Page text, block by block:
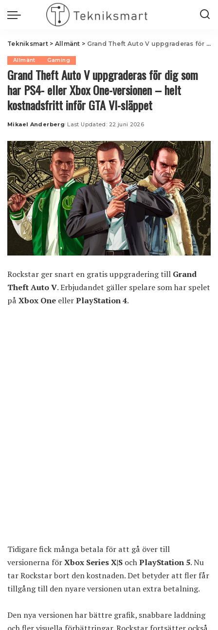
Tekniksmart> Allmänt > Grand Theft Auto V uppgraderas för dig som har PS4- eller Xbox One-versionen – helt kostnadsfritt inför GTA VI-släppet
Allmänt Gaming
Grand Theft Auto V uppgraderas för dig som
har PS4- eller Xbox One-versionen – helt
kostnadsfritt inför GTA VI-släppet
Posted
Mikael Anderberg Last Updated: 22 juni 2026
Rockstar ger snart en gratis uppgradering till Grand
Theft Auto V. Erbjudandet gäller spelare som har spelet
på Xbox One ellerPlayStation 4.
Tidigare fick många betala för att gå över till
versionerna förXbox Series X|S ochPlayStation 5. Nu
tar Rockstar bort den kostnaden. Det betyder att fler får
tillgång till den nyare versionen utan extra betalning.
Den nya versionen har bättre grafik, snabbare laddning